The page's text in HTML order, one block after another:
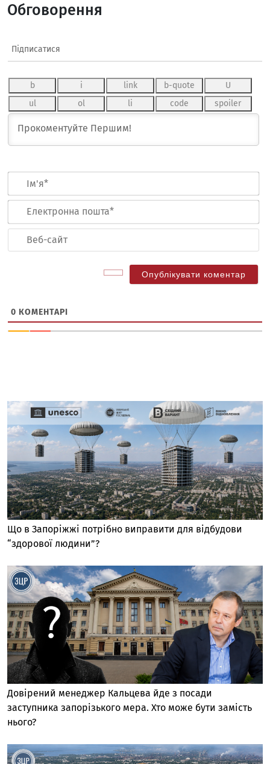
Обговорення
Підписатися
0 КОМЕНТАРІ
Що в Запоріжжі потрібно виправити для відбудови
“здорової людини”?
Довірений менеджер Кальцева йде з посади
заступника запорізького мера. Хто може бути замість
нього?